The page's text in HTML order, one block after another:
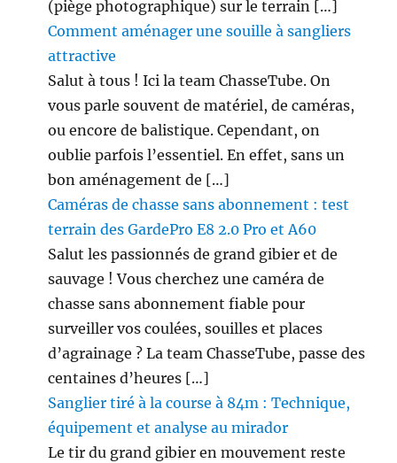
(piège photographique) sur le terrain […]
Comment aménager une souille à sangliers
attractive
Salut à tous ! Ici la team ChasseTube. On
vous parle souvent de matériel, de caméras,
ou encore de balistique. Cependant, on
oublie parfois l’essentiel. En effet, sans un
bon aménagement de […]
Caméras de chasse sans abonnement : test
terrain des GardePro E8 2.0 Pro et A60
Salut les passionnés de grand gibier et de
sauvage ! Vous cherchez une caméra de
chasse sans abonnement fiable pour
surveiller vos coulées, souilles et places
d’agrainage ? La team ChasseTube, passe des
centaines d’heures […]
Sanglier tiré à la course à 84m : Technique,
équipement et analyse au mirador
Le tir du grand gibier en mouvement reste